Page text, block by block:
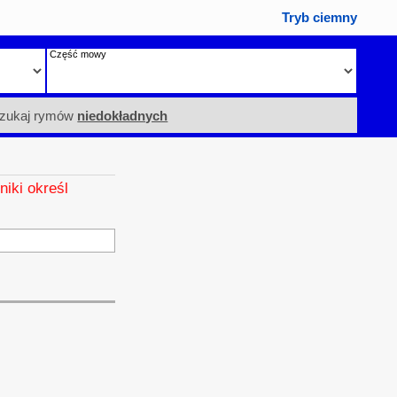
Tryb ciemny
Część mowy
rymów niedokładnych
określ